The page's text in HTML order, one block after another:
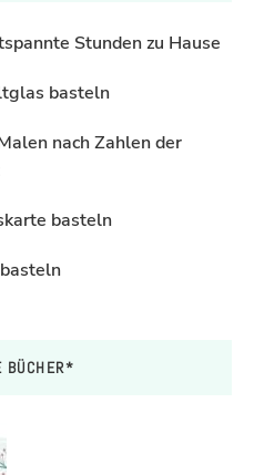
Stunden zu Hause
basteln
nach Zahlen der
basteln
BÜCHER*